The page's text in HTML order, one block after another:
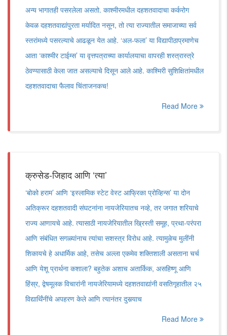
अन्य भागातही पसरलेला असतो. काश्मीरमधील दहशतवादाचा कर्करोग
केवळ दहशतवाद्यांपुरता मर्यादित नसून, तो त्या राज्यातील समाजाच्या सर्व
स्तरांमध्ये पसरल्याचे आढळून येत आहे. ‘अल-फला’ या विद्यापीठाप्रमाणेच
आता ‘काश्मीर टाईम्स’ या वृत्तपत्राच्या कार्यालयाचा वापरही शस्त्रास्त्रे
ठेवण्यासाठी केला जात असल्याचे दिसून आले आहे. काश्मिरी सुशिक्षितांमधील
दहशतवादाचा फैलाव चिंताजनकच!
Read More
क्रुसेड-जिहाद आणि ‘त्या’
‘बोको हराम’ आणि ‘इस्लामिक स्टेट वेस्ट आफ्रिका प्रोव्हिन्स’ या दोन
अतिक्रूर दहशतवादी संघटनांना नायजेरियातच नव्हे, तर जगात शरियाचे
राज्य आणायचे आहे. त्यासाठी नायजेरियातील ख्रिस्ती समूह, प्रथा-परंपरा
आणि संबंधित सगळ्यांनाच त्यांचा सशस्त्र विरोध आहे. त्यामुळेच मुलींनी
शिकायचे हे अधार्मिक आहे, तसेच अल्ला एकमेव शक्तिशाली असताना चर्च
आणि येशू प्रार्थना कशाला? बहुतेक अशाच अतार्किक, असहिष्णू आणि
हिंस्र, द्वेषमूलक विचारांनी नायजेरियामध्ये दहशतवाद्यांनी वसतिगृहातील २५
विद्यार्थिंनींचे अपहरण केले आणि त्यानंतर दुसर्‍याच
Read More